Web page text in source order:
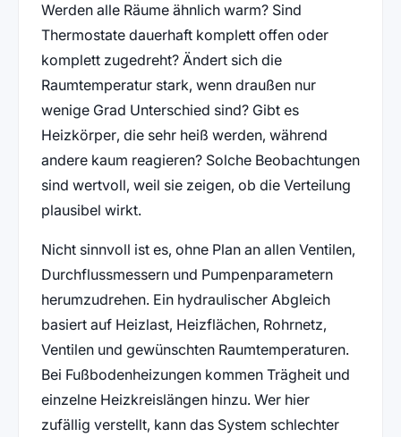
Werden alle Räume ähnlich warm? Sind
Thermostate dauerhaft komplett offen oder
komplett zugedreht? Ändert sich die
Raumtemperatur stark, wenn draußen nur
wenige Grad Unterschied sind? Gibt es
Heizkörper, die sehr heiß werden, während
andere kaum reagieren? Solche Beobachtungen
sind wertvoll, weil sie zeigen, ob die Verteilung
plausibel wirkt.
Nicht sinnvoll ist es, ohne Plan an allen Ventilen,
Durchflussmessern und Pumpenparametern
herumzudrehen. Ein hydraulischer Abgleich
basiert auf Heizlast, Heizflächen, Rohrnetz,
Ventilen und gewünschten Raumtemperaturen.
Bei Fußbodenheizungen kommen Trägheit und
einzelne Heizkreislängen hinzu. Wer hier
zufällig verstellt, kann das System schlechter